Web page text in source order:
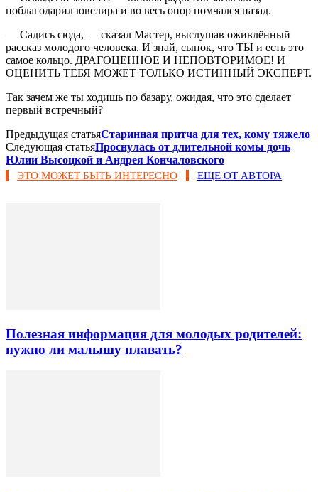
поблагодарил ювелира и во весь опор помчался назад.
— Садись сюда, — сказал Мастер, выслушав оживлённый
рассказ молодого человека. И знай, сынок, что ТЫ и есть это
самое кольцо. ДРАГОЦЕННОЕ И НЕПОВТОРИМОЕ! И
ОЦЕНИТЬ ТЕБЯ МОЖЕТ ТОЛЬКО ИСТИННЫЙ ЭКСПЕРТ.
Так зачем же ты ходишь по базару, ожидая, что это сделает
первый встречный?
Предыдущая статьяСтаринная притча для тех, кому тяжело
Следующая статьяПроснулась от длительной комы дочь
Юлии Высоцкой и Андрея Кончаловского
ЭТО МОЖЕТ БЫТЬ ИНТЕРЕСНО ЕЩЕ ОТ АВТОРА
Полезная информация для молодых родителей:
нужно ли малышу плавать?